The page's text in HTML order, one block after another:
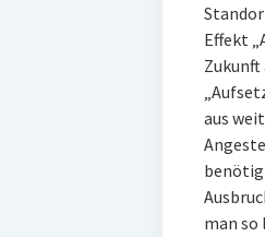
Effekt
Zukunft
aus
man so